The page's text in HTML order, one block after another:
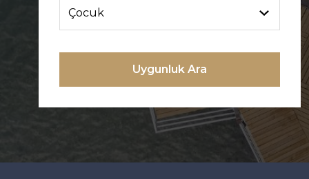
Uygunluk Ara